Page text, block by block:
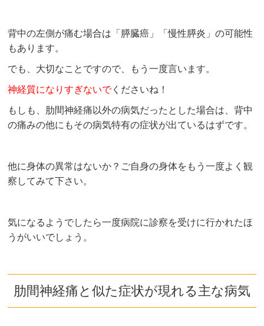
背中の左側が痛む場合は「膵臓癌」「慢性膵炎」の可能性
もあります。
でも、大切なことですので、もう一度言います。
神経質になりすぎないでくださいね！
もしも、肋間神経痛以外の病気だったとした場合は、背中
の痛みの他にもその病気特有の症状が出ているはずです。
他に身体の異常はないか？ご自身の身体をもう一度よく観
察してみて下さい。
気になるようでしたら一度病院に診察を受けに行かれたほ
うがいいでしょう。
肋間神経痛と似た症状が現れる主な病気